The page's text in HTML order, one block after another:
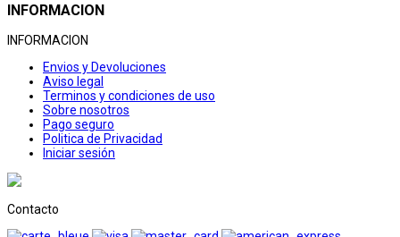
INFORMACION
INFORMACION
Envios y Devoluciones
Aviso legal
Terminos y condiciones de uso
Sobre nosotros
Pago seguro
Politica de Privacidad
Iniciar sesión
Contacto